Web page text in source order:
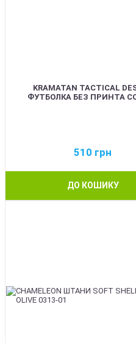
KRAMATAN TACTICAL
ФУТБОЛКА БЕЗ ПРИНТА
510 грн
ДО КОШИКУ